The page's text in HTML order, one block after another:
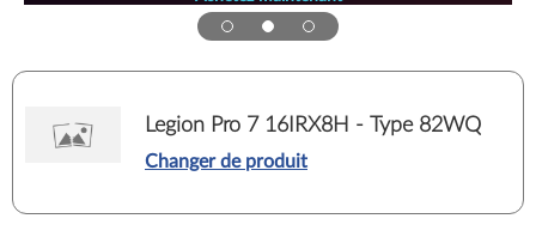
Legion Pro 7 16IRX8H - Type 82WQ
Changer de produit